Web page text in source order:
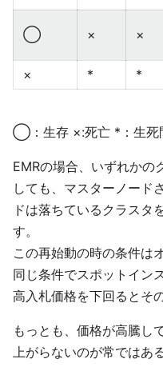
◯ × ×
×
* *
◯：生存 ×:死亡 *：生死
EMRの場合、いずれかの
しても、マスターノード
ドは落ちているクラスタ
す。
この再始動の時の条件は
同じ条件でスポットイン
高入札価格を下回るとそ
もっとも、価格が高騰し
上がらないのが常ではあ